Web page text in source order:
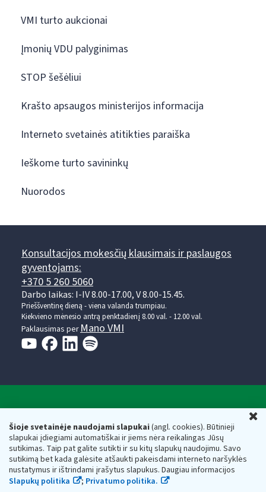
Šioje svetainėje naudojami slapukai(angl. cookies). Būtinieji
slapukai įdiegiami automatiškai ir jiems nėra reikalingas Jūsų
sutikimas. Taip pat galite sutikti ir su kitų slapukų naudojimu. Savo
sutikimą bet kada galėsite atšaukti pakeisdami interneto naršyklės
nustatymus ir ištrindami įrašytus slapukus. Daugiau informacijos
Slapukų politika
; Privatumo politika.
VMI turto aukcionai
Įmonių VDU palyginimas
STOP šešėliui
Krašto apsaugos ministerijos informacija
Interneto svetainės atitikties paraiška
Ieškome turto savininkų
Nuorodos
Konsultacijos mokesčių klausimais ir paslaugos
gyventojams:
+370 5 260 5060
Darbo laikas: I-IV 8.00-17.00, V 8.00-15.45.
Prieššventinę dieną - viena valanda trumpiau.
Kiekvieno mėnesio antrą penktadienį 8.00 val. - 12.00 val.
Paklausimas per Mano VMI
Respublikos finansų ministerijos
Biudžetinė įstaiga. Juridinio asmens kodas — 188659752,
adresas: Vasario 16-osios g. 14, 01107 Vilnius, Lietuva, el.paštas:
vmi@vmi.lt, E. pristatymo dėžutės adresas 188659752
Duomenys apie Valstybinę mokesčių inspekciją prie Lietuvos
Respublikos finansų ministerijos kaupiami ir saugomi Juridinių